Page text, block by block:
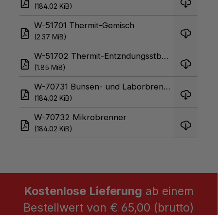
(184.02 KiB)
W-51701 Thermit-Gemisch
(2.37 MiB)
W-51702 Thermit-Entzndungsstbchen
(1.85 MiB)
W-70731 Bunsen- und Laborbrenner fr Ventilkartuschen
(184.02 KiB)
W-70732 Mikrobrenner
(184.02 KiB)
Kostenlose Lieferung ab einem
Bestellwert von € 65,00 (brutto)